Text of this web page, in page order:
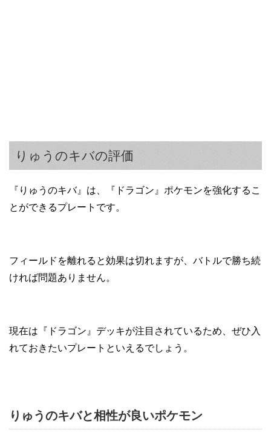
りゅうのキバの評価
『りゅうのキバ』は、『ドラゴン』ポケモンを強化するこ
とができるプレートです。
フィールドを離れると効果は切れますが、バトルで勝ち続
ければ問題ありません。
現在は『ドラゴン』デッキが注目されているため、ぜひ入
れておきたいプレートといえるでしょう。
りゅうのキバと相性が良いポケモン